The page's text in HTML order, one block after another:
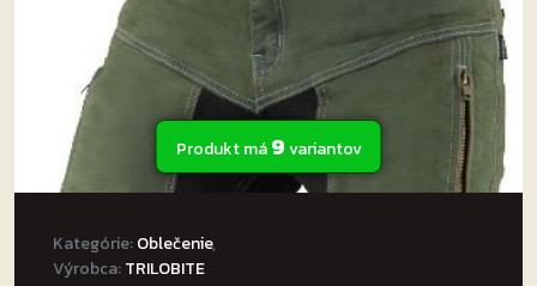
produktu.
Produkt má9variantov
Kategórie:Oblečenie,
Výrobca:TRILOBITE